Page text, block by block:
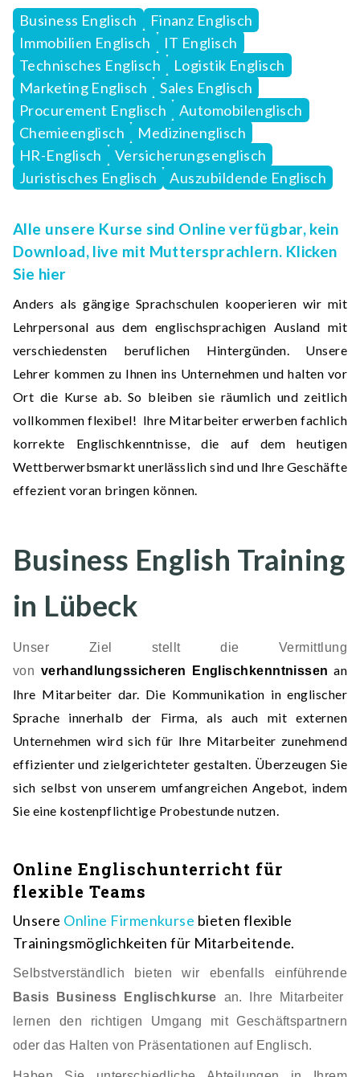
Business Englisch
Finanz Englisch
Immobilien Englisch
IT Englisch
Technisches Englisch
Logistik Englisch
Marketing Englisch
Sales Englisch
Procurement Englisch
Automobilenglisch
Chemieenglisch
Medizinenglisch
HR-Englisch
Versicherungsenglisch
Juristisches Englisch
Auszubildende Englisch
Alle unsere Kurse sind Online verfügbar, kein
Download, live mit Muttersprachlern. Klicken
Sie hier
Anders als gängige Sprachschulen kooperieren wir mit
Lehrpersonal aus dem englischsprachigen Ausland mit
verschiedensten beruflichen Hintergünden. Unsere
Lehrer kommen zu Ihnen ins Unternehmen und halten vor
Ort die Kurse ab. So bleiben sie räumlich und zeitlich
vollkommen flexibel! Ihre Mitarbeiter erwerben fachlich
korrekte Englischkenntnisse, die auf dem heutigen
Wettberwerbsmarkt unerlässlich sind und Ihre Geschäfte
effezient voran bringen können.
Business English Training
in Lübeck
Unser Ziel stellt die Vermittlung
von verhandlungssicheren Englischkenntnissen an
Ihre Mitarbeiter dar. Die Kommunikation in englischer
Sprache innerhalb der Firma, als auch mit externen
Unternehmen wird sich für Ihre Mitarbeiter zunehmend
effizienter und zielgerichteter gestalten. Überzeugen Sie
sich selbst von unserem umfangreichen Angebot, indem
Sie eine kostenpflichtige Probestunde nutzen.
Online Englischunterricht für
flexible Teams
Unsere Online Firmenkurse bieten flexible
Trainingsmöglichkeiten für Mitarbeitende.
Selbstverständlich bieten wir ebenfalls einführende
Basis Business Englischkurse an. Ihre Mitarbeiter
lernen den richtigen Umgang mit Geschäftspartnern
oder das Halten von Präsentationen auf Englisch.